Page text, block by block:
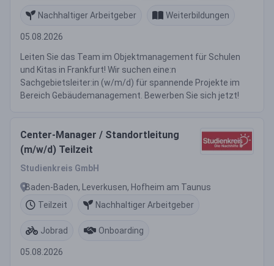
Nachhaltiger Arbeitgeber Weiterbildungen
05.08.2026
Leiten Sie das Team im Objektmanagement für Schulen
und Kitas in Frankfurt! Wir suchen eine:n
Sachgebietsleiter:in (w/m/d) für spannende Projekte im
Bereich Gebäudemanagement. Bewerben Sie sich jetzt!
Center-Manager / Standortleitung
(m/w/d) Teilzeit
Studienkreis GmbH
Baden-Baden, Leverkusen, Hofheim am Taunus
Teilzeit
Nachhaltiger Arbeitgeber
Jobrad Onboarding
05.08.2026